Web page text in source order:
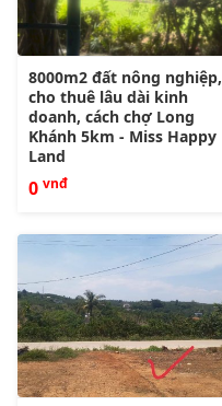
8000m2 đất nông nghiệp,
cho thuê lâu dài kinh
doanh, cách chợ Long
Khánh 5km - Miss Happy
Land
0 vnđ